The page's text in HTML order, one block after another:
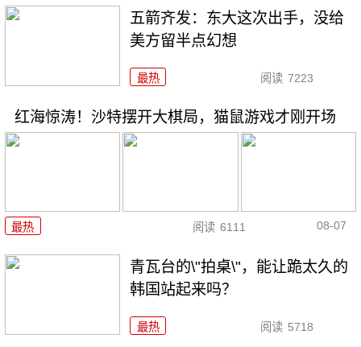
五箭齐发：东大这次出手，没给
美方留半点幻想
最热 阅读 7223
红海惊涛！沙特摆开大棋局，猫鼠游戏才刚开场
最热 阅读 6111 08-07
青瓦台的\"拍桌\"，能让跪太久的
韩国站起来吗？
最热 阅读 5718